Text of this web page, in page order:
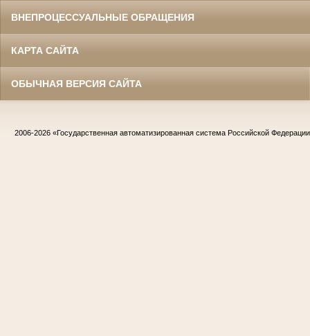
ВНЕПРОЦЕССУАЛЬНЫЕ ОБРАЩЕНИЯ
КАРТА САЙТА
ОБЫЧНАЯ ВЕРСИЯ САЙТА
2006-2026 «Государственная автоматизированная система Российской